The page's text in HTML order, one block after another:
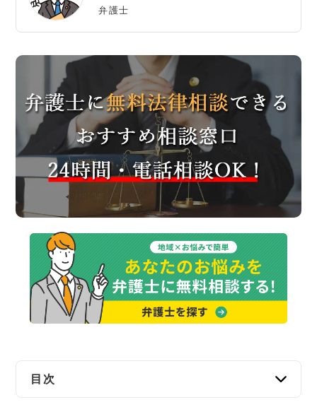
債務整理
離婚問題
交通事故
遺産相続
労働問題
債権回収
IT・ネット
資金調達
AI Search Premium
掲載をご検討の弁護士の方へ
弁護士
目次